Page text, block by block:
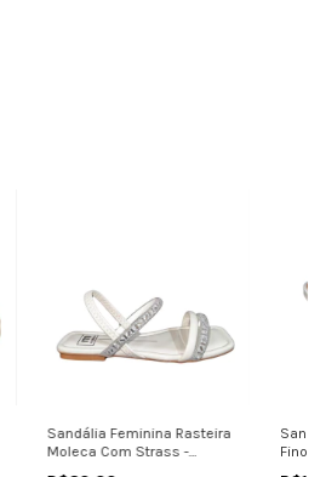
Sandália Feminina Rasteira
Moleca Com Strass -
Fino